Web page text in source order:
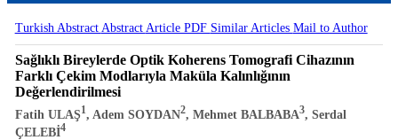
Turkish Abstract Abstract Article PDF Similar Articles Mail to Author
Sağlıklı Bireylerde Optik Koherens Tomografi Cihazının
Farklı Çekim Modlarıyla Maküla Kalınlığının
Değerlendirilmesi
Fatih ULAŞ1, Adem SOYDAN2, Mehmet BALBABA3, Serdal
ÇELEBİ4